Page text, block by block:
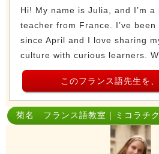
Hi! My name is Julia, and I’m
teacher from France. I’ve been
since April and I love sharing
culture with curious learners.
このフランス語先生を
菊名 フランス語教室｜ミコラチ